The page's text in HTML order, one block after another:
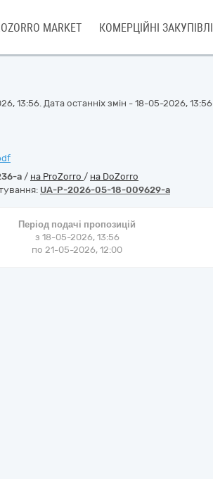
MARKET КОМЕРЦІЙНІ ЗАКУПІВЛІ
13:56. Дата останніх змін - 18-05-2026, 13:56
a/ на ProZorro / на DoZorro
UA-P-2026-05-18-009629-a
Період подачі пропозицій
з 18-05-2026, 13:56
по 21-05-2026, 12:00